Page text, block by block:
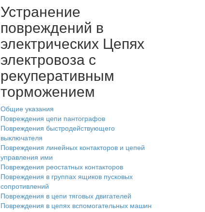
Устранение
повреждений в
электрических Цепях
электровоза с
рекуперативным
торможением
Общие указания
Повреждения цепи пантографов
Повреждения быстродействующего
выключателя
Повреждения линейных контакторов и цепей
управления ими
Повреждения реостатных контакторов
Повреждения в группах ящиков пусковых
сопротивлений
Повреждения в цепи тяговых двигателей
Повреждения в цепях вспомогательных машин